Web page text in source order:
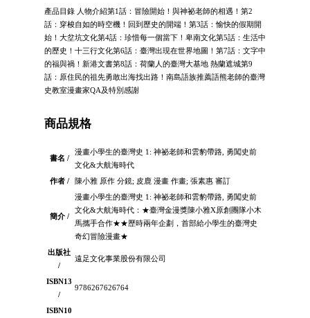
產品目錄 人物介紹第1話：冒險開始！與神祕老師的相遇！第2
話：穿梭自如的時空機！回到歷史的開端！第3話：愉快的假期開
始！大坌坑文化第4話：珍惜每一個當下！卑南文化第5話：生活中
的歷史！十三行文化第6話：臺灣出現在世界地圖！第7話：文字中
的福與禍！新港文書第8話：荷蘭人的臺灣大基地 熱蘭遮城第9
話：原住民的祖先勇敢出海找出路！南島語族推薦語熊老師的臺灣
史教室漫畫家QA及特別感謝
商品規格
書名 /
漫畫小學生的臺灣史 1: 神祕老師和雲豹帶路, 勇闖史前
文化&大航海時代
作者 /
陳小雅 原作 分鏡; 皮鹿 漫畫 作畫; 張素惠 審訂
簡介 /
漫畫小學生的臺灣史 1: 神祕老師和雲豹帶路, 勇闖史前
文化&大航海時代：★臺灣金漫獎陳小雅X原創團隊小木
馬攜手合作★★歷時兩年企劃，首部給小學生的臺灣史
奇幻冒險漫畫★
出版社
/
遠足文化事業股份有限公司
ISBN13
/
9786267626764
ISBN10